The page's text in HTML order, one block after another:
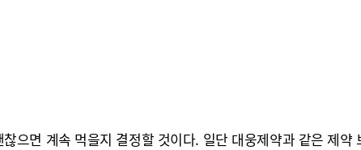
면 계속 먹을지 결정할 것이다. 일단 대웅제약과 같은 제약